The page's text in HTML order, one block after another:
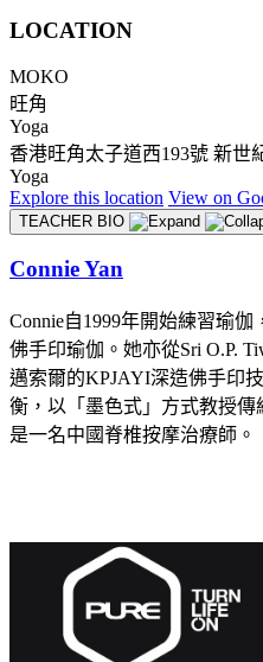
LOCATION
MOKO
旺角
Yoga
香港旺角太子道西193號 新世
Yoga
Explore this location View on
TEACHER BIO
Connie Yan
Connie自1999年開始練習瑜伽
佛手印瑜伽。她亦從Sri O.P.
邁索爾的KPJAYI深造佛手印
衡，以「墨色式」方式教授
是一名中國脊椎按摩治療師。